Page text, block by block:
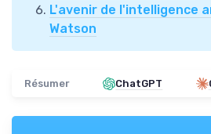
L'avenir de l'intelligence
Watson
Résumer ChatGPT